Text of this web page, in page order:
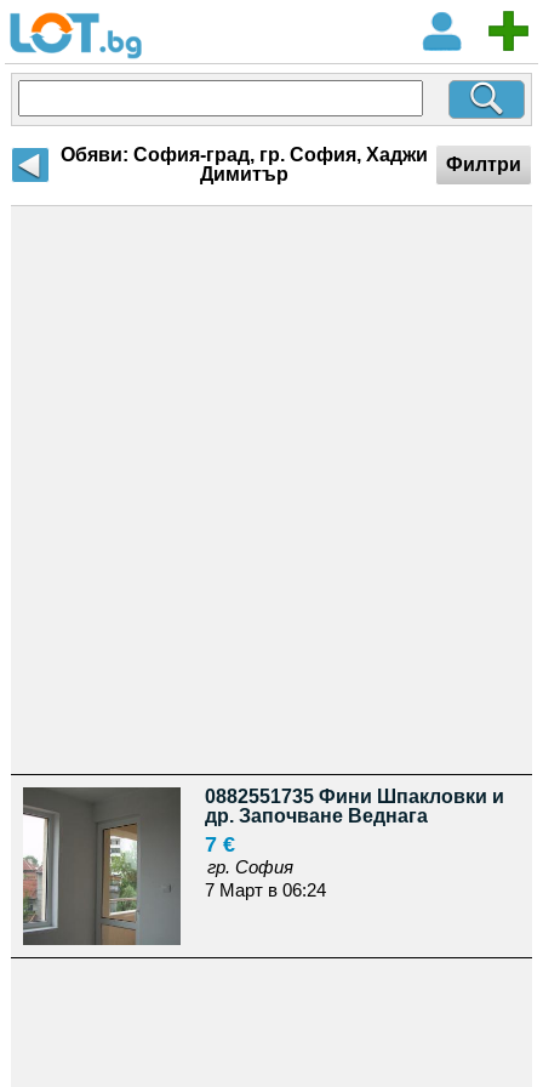
Обяви: София-град, гр. София, Хаджи
Димитър
Филтри
0882551735 Фини Шпакловки и
др. Започване Веднага
7 €
гр. София
7 Март в 06:24